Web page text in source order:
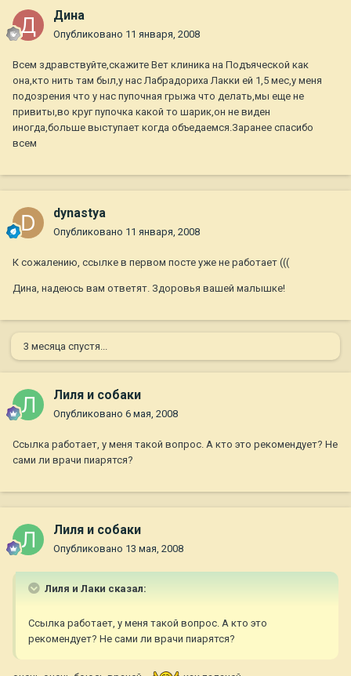
Дина
Опубликовано 11 января, 2008
Всем здравствуйте,скажите Вет клиника на Подъяческой как
она,кто нить там был,у нас Лабрадориха Лакки ей 1,5 мес,у меня
подозрения что у нас пупочная грыжа что делать,мы еще не
привиты,во круг пупочка какой то шарик,он не виден
иногда,больше выступает когда объедаемся.Заранее спасибо
всем
dynastya
Опубликовано 11 января, 2008
К сожалению, ссылке в первом посте уже не работает (((
Дина, надеюсь вам ответят. Здоровья вашей малышке!
3 месяца спустя...
Лиля и собаки
Опубликовано 6 мая, 2008
Ссылка работает, у меня такой вопрос. А кто это рекомендует? Не
сами ли врачи пиарятся?
Лиля и собаки
Опубликовано 13 мая, 2008
Лиля и Лаки сказал:
Ссылка работает, у меня такой вопрос. А кто это
рекомендует? Не сами ли врачи пиарятся?